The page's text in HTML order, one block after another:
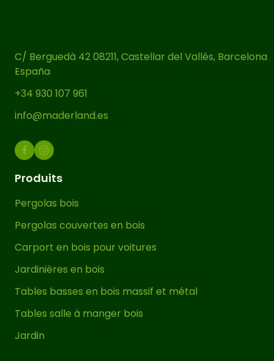
C/ Berguedà 42 08211, Castellar del Vallés, Barcelona
España
+34 930 107 961
info@maderland.es
Produits
Pergolas bois
Pergolas couvertes en bois
Carport en bois pour voitures
Jardinières en bois
Tables basses en bois massif et métal
Tables salle à manger bois
Jardin